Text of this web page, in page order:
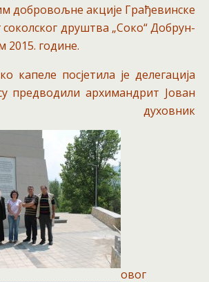
добровољне акције Грађевинске
соколског друштва „Соко“ Добрун-
2015. године.
капеле посјетила је делегација
предводили архимандрит Јован
духовник
овог